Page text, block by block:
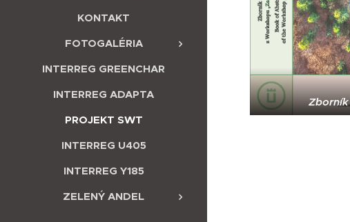
KONTAKT
FOTOGALÉRIA
INTERREG GREENCHAR
INTERREG ADAPTA
PROJEKT SWT
INTERREG U405
INTERREG Y185
ZELENÝ ANDEL
Zborník